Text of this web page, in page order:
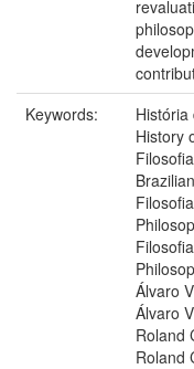
Keywords:
History
Álvaro
Álvaro
Roland
Roland